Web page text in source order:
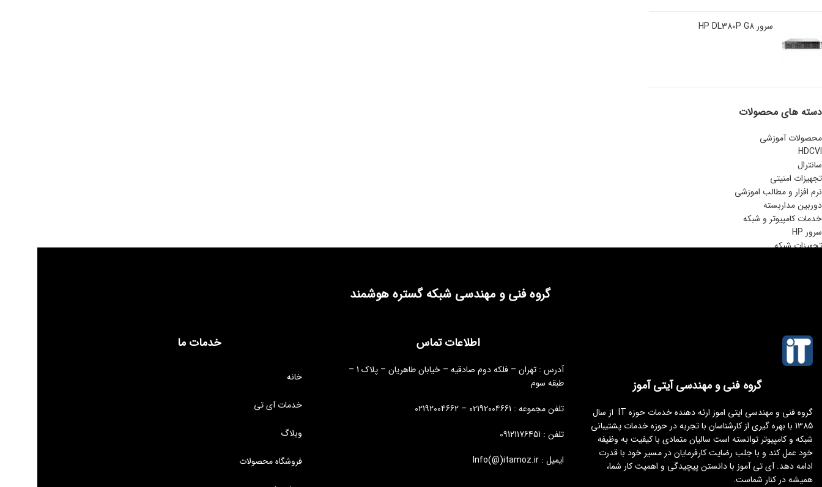
سرور HP DL380P G8
دسته های محصولات
محصولات آموزشی
HDCVI
سانترال
تجهیزات امنیتی
نرم افزار و مطالب اموزشی
دوربین مداربسته
خدمات کامپیوتر و شبکه
سرور HP
تجهیزات شبکه
گروه فنی و مهندسی شبکه گستره هوشمند
گروه فنی و مهندسی آیتی آموز
گروه فنی و مهندسی ایتی اموز ارئه دهنده خدمات حوزه IT از سال
1385 با بهره گیری از کارشناسان با تجربه در حوزه خدمات پشتیبانی
شبکه و کامپیوتر توانسته است سالیان متمادی با کیفیت به وظیفه
خود عمل کند و با جلب رضایت کارفرمایان در مسیر خود با قدرت
ادامه دهد. آی تی آموز با دانستن پیچیدگی و اهمیت کار شما،
همیشه در کنار شماست.
اطلاعات تماس
آدرس : تهران – فلکه دوم صادقیه – خیابان طاهریان – پلاک 1 –
طبقه سوم
تلفن مجموعه : 02192004661 – 02192004662
تلفن : 09121176451
ایمیل : Info(@)itamoz.ir
خدمات ما
خانه
خدمات آی تی
وبلاگ
فروشگاه محصولات